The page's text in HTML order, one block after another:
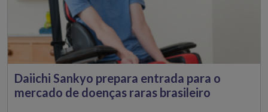
Daiichi Sankyo prepara entrada para o
mercado de doenças raras brasileiro